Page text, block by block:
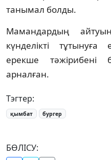
танымал болды.
Мамандардың
күнделікті
ерекше тәжірибені
арналған.
Тэгтер:
қымбат бургер
БӨЛІСУ: